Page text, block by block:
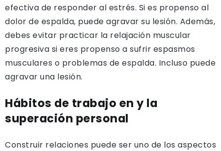
efectiva de responder al estrés. Si es propenso al
dolor de espalda, puede agravar su lesión. Además,
debes evitar practicar la relajación muscular
progresiva si eres propenso a sufrir espasmos
musculares o problemas de espalda. Incluso puede
agravar una lesión.
Hábitos de trabajo en y la
superación personal
Construir relaciones puede ser uno de los aspectos